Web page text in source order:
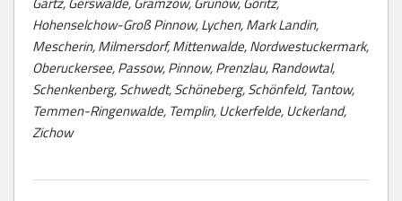
Hohenselchow-Groß Pinnow, Lychen, Mark Landin,
Mescherin, Milmersdorf, Mittenwalde, Nordwestuckermark,
Oberuckersee, Passow, Pinnow, Prenzlau, Randowtal,
Schenkenberg, Schwedt, Schöneberg, Schönfeld, Tantow,
Temmen-Ringenwalde, Templin, Uckerfelde, Uckerland,
Zichow